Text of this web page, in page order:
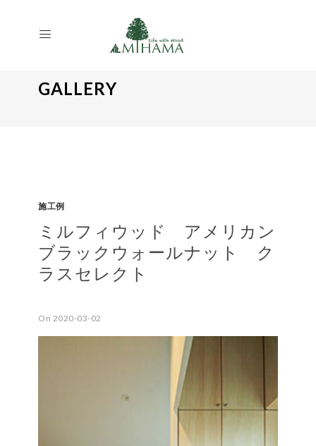
GALLERY
施工例
ミルフィウッド アメリカン
ブラックウォールナット ク
ラスセレクト
On 2020-03-02